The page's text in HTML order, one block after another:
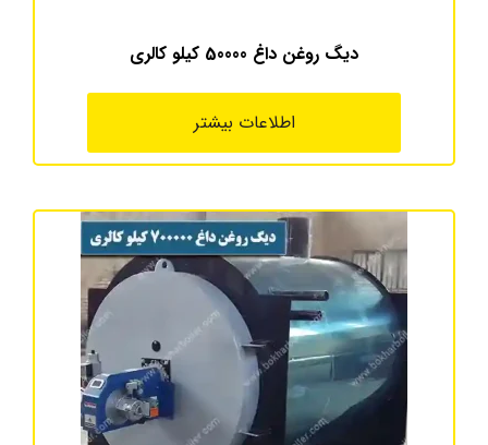
دیگ روغن داغ 50000 کیلو کالری
اطلاعات بیشتر